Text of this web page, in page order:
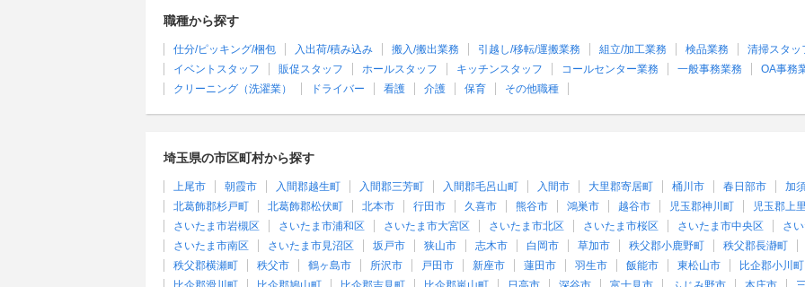
職種から探す
仕分/ピッキング/梱包 入出荷/積み込み 搬入/搬出業務 引越し/移転/運搬業務 組立/加工業務 検品業務
清掃スタッ
イベントスタッフ
販促スタッフ ホールスタッフ キッチンスタッフ コールセンター業務 一般事務業務
OA事務
クリーニング（洗濯業）
ドライバー 看護 介護 保育 その他職種
埼玉県の市区町村から探す
上尾市 朝霞市 入間郡越生町 入間郡三芳町 入間郡毛呂山町 入間市 大里郡寄居町 桶川市 春日部市
加
北葛飾郡杉戸町
北葛飾郡松伏町 北本市 行田市 久喜市 熊谷市 鴻巣市 越谷市 児玉郡神川町
児玉郡上
さいたま市岩槻区
さいたま市浦和区 さいたま市大宮区 さいたま市北区 さいたま市桜区 さいたま市中央区
さ
さいたま市南区
さいたま市見沼区 坂戸市 狭山市 志木市 白岡市 草加市 秩父郡小鹿野町
秩父郡長瀞町
秩父郡横瀬町
秩父市 鶴ヶ島市 所沢市 戸田市 新座市 蓮田市 羽生市 飯能市 東松山市
比企郡小川町